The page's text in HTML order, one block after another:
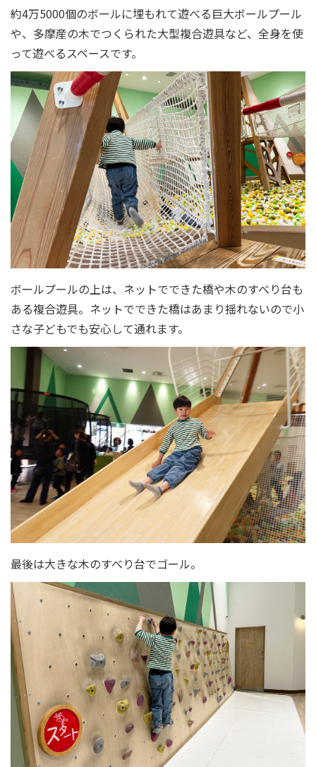
約4万5000個のボールに埋もれて遊べる巨大ボールプール
や、多摩産の木でつくられた大型複合遊具など、全身を使
って遊べるスペースです。
ボールプールの上は、ネットでできた橋や木のすべり台も
ある複合遊具。ネットでできた橋はあまり揺れないので小
さな子どもでも安心して通れます。
最後は大きな木のすべり台でゴール。